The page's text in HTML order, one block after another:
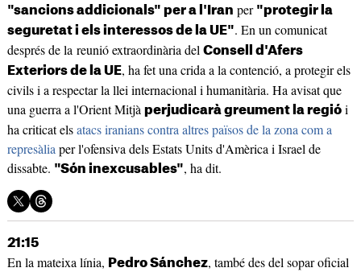
"sancions addicionals" per a l'Iran per "protegir la
seguretat i els interessos de la UE". En un comunicat
després de la reunió extraordinària del Consell d'Afers
Exteriors de la UE, ha fet una crida a la contenció, a protegir els
civils i a respectar la llei internacional i humanitària. Ha avisat que
una guerra a l'Orient Mitjà perjudicarà greument la regiói
ha criticat elsatacs iranians contra altres països de la zona com a
represàlia per l'ofensiva dels Estats Units d'Amèrica i Israel de
dissabte. "Són inexcusables", ha dit.
21:15
En la mateixa línia, Pedro Sánchez, també des del sopar oficial